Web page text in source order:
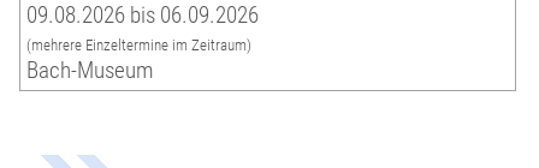
09.08.2026 bis 06.09.2026
(mehrere Einzeltermine im Zeitraum)
Bach-Museum